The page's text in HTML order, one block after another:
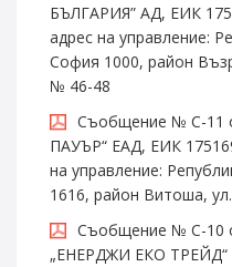
БЪЛГАРИЯ” АД, ЕИК
адрес на управление:
София 1000, район
№ 46-48
Съобщение № С-11
ПАУЪР“ ЕАД, ЕИК
на управление:
1616, район Витоша,
Съобщение № С-10
„ЕНЕРДЖИ ЕКО ТРЕЙД“